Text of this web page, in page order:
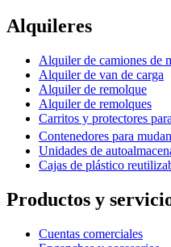
Alquileres
Alquiler de camiones de
Alquiler de van de carga
Alquiler de remolque
Alquiler de remolques
Carritos y protectores
Contenedores para
Unidades de
Cajas de plástico
Productos y
Cuentas comerciales